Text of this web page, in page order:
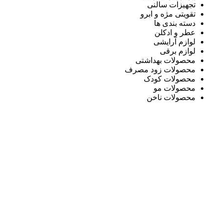
تجهیزات سالنی
تقویتی مژه و ابرو
دسته بندی ها
عطر و ادکلن
لوازم آرایشی
لوازم برقی
محصولات بهداشتی
محصولات زود مصرف
محصولات کودک
محصولات مو
محصولات ناخن